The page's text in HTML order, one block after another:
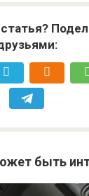
быть